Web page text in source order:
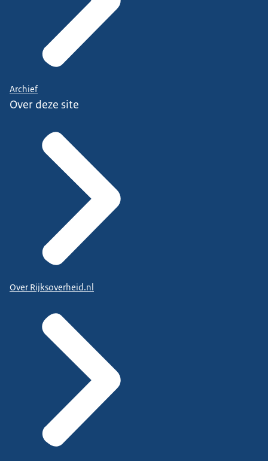
Archief
Over deze site
Over Rijksoverheid.nl